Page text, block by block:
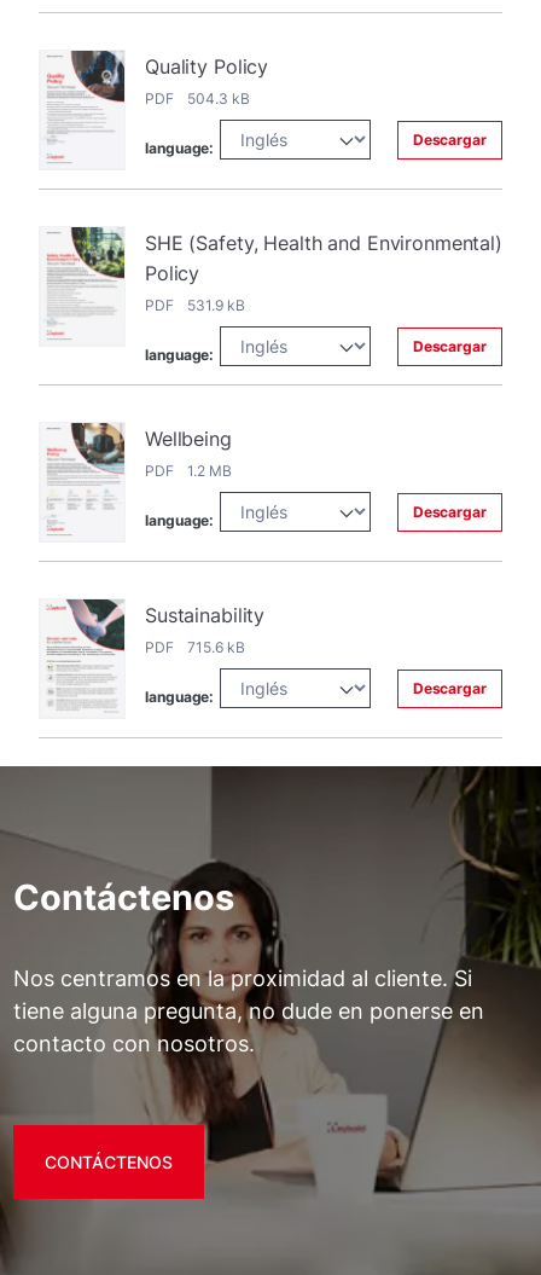
Quality Policy
PDF 504.3 kB
language: Descargar
SHE (Safety, Health and Environmental)
Policy
PDF 531.9 kB
language: Descargar
Wellbeing
PDF 1.2 MB
language: Descargar
Sustainability
PDF 715.6 kB
language: Descargar
Contáctenos
Nos centramos en la proximidad al cliente. Si
tiene alguna pregunta, no dude en ponerse en
contacto con nosotros.
CONTÁCTENOS